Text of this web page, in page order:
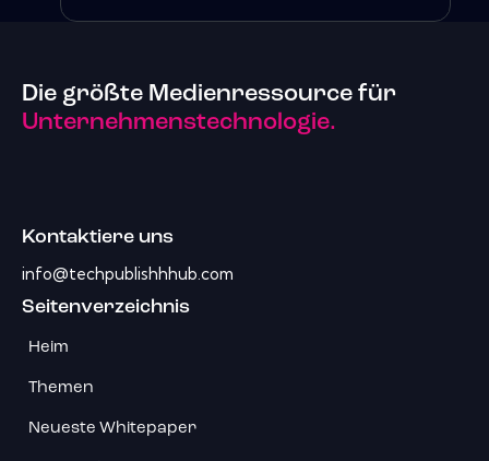
Die größte Medienressource für
Unternehmenstechnologie.
Kontaktiere uns
info@techpublishhhub.com
Seitenverzeichnis
Heim
Themen
Neueste Whitepaper